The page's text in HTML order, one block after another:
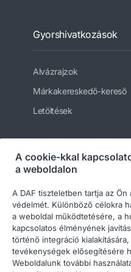
Gyorshivatkozások
Alvázrajzok
Márkakereskedő-kereső
Letöltések
Kövessen bennünket
A cookie-kkal
a weboldalon
A DAF tiszteletben tartja az
védelmét. Különböző célokra
a weboldal működtetésére, a
kapcsolatos élményének
történő integráció
tevékenységek elősegítésére
Weboldalunk további